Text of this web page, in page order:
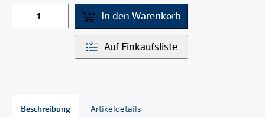
In den Warenkorb
Auf Einkaufsliste
Beschreibung Artikeldetails